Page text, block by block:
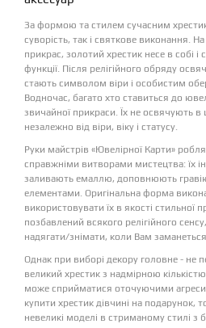
За формою та стилем сучасним
суворість, так і святкове виконання.
прикрас, золотий хрестик несе в собі і
функції. Після релігійного обряду
стають символом віри і особистим
Водночас, багато хто ставиться до
звичайної прикраси. Їх не освячують в
незалежно від віри, віку і статусу.
Руки майстрів «Ювелірної Карти»
справжніми витворами мистецтва: їх
заливають емаллю, доповнюють
елементами. Оригінальна форма
використовувати їх в якості стильної
позбавлений всякого релігійного
надягати/знімати, коли Вам
Однак при виборі декору головне - не
великий хрестик з надмірною
може сприйматися оточуючими
купити хрестик дівчині на подарунок,
невеликі моделі в стриманому стилі з